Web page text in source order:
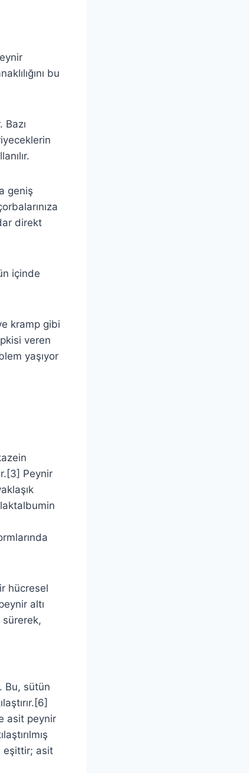
bu
geniş
direkt
içinde
kramp gibi
veren
yaşıyor
Peynir
hücresel
altı
Bu, sütün
asit peynir
eşittir; asit